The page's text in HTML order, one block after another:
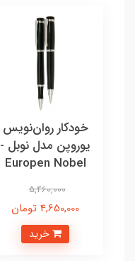
خودکار روان‌نویس
یوروپن مدل نوبل -
Europen Nobel
5,460,000
4,650,000 تومان